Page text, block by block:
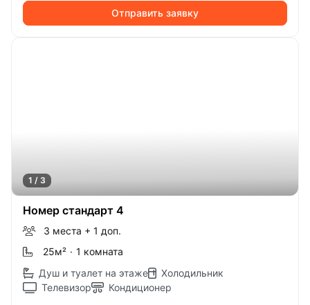
Отправить заявку
1 / 3
Номер стандарт 4
3 места + 1 доп.
25м² · 1 комната
Душ и туалет на этаже
Холодильник
Телевизор
Кондиционер